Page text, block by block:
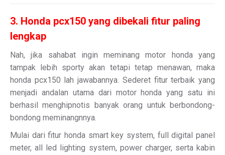
3. Honda pcx150 yang dibekali fitur paling
lengkap
Nah, jika sahabat ingin meminang motor honda yang
tampak lebih sporty akan tetapi tetap menawan, maka
honda pcx150 lah jawabannya. Sederet fitur terbaik yang
menjadi andalan utama dari motor honda yang satu ini
berhasil menghipnotis banyak orang untuk berbondong-
bondong meminangnnya.
Mulai dari fitur honda smart key system, full digital panel
meter, all led lighting system, power charger, serta kabin